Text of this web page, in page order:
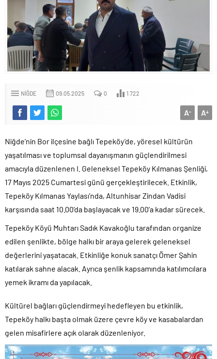
NIĞDE 09.05.2025 0 1.722
A+
A-
Niğde’nin Bor ilçesine bağlı Tepeköy’de, yöresel kültürün
yaşatılması ve toplumsal dayanışmanın güçlendirilmesi
amacıyla düzenlenen I. Geleneksel Tepeköy Kılmanas Şenliği,
17 Mayıs 2025 Cumartesi günü gerçekleştirilecek. Etkinlik,
Tepeköy Kılmanas Yaylası’nda, Altunhisar Zindan Vadisi
karşısında saat 10.00’da başlayacak ve 19.00’a kadar sürecek.
Tepeköy Köyü Muhtarı Sadık Kavakoğlu tarafından organize
edilen şenlikte, bölge halkı bir araya gelerek geleneksel
değerlerini yaşatacak. Etkinliğe konuk sanatçı Ömer Şahin
katılarak sahne alacak. Ayrıca şenlik kapsamında katılımcılara
yemek ikramı da yapılacak.
Kültürel bağları güçlendirmeyi hedefleyen bu etkinlik,
Tepeköy halkı başta olmak üzere çevre köy ve kasabalardan
gelen misafirlere açık olarak düzenleniyor.